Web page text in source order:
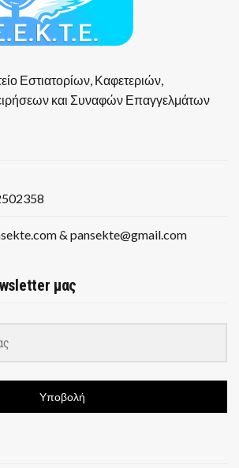
Εστιατορίων, Καφετεριών,
και Συναφών Επαγγελμάτων
& pansekte@gmail.com
μας
Υποβολή